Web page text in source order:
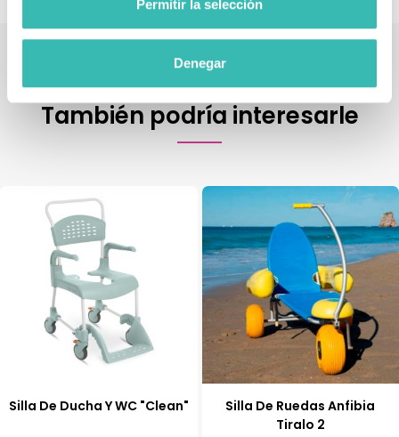
Permitir la selección
Denegar
Tienda de artículos ortopédicos
También podría interesarle
Silla De Ducha Y WC "Clean"
Silla De Ruedas Anfibia
Tiralo 2